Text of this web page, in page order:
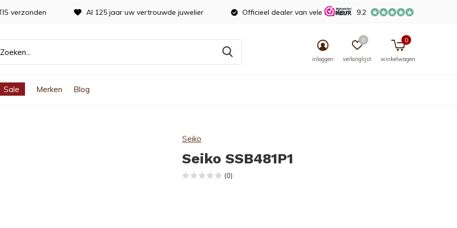
Sale Merken Blog
inloggen verlanglijst
0
winkelwagen
0
verzonden Al 125 jaar uw vertrouwde juwelier Officieel dealer van vele merken 9.2
Seiko
Seiko SSB481P1
(0)